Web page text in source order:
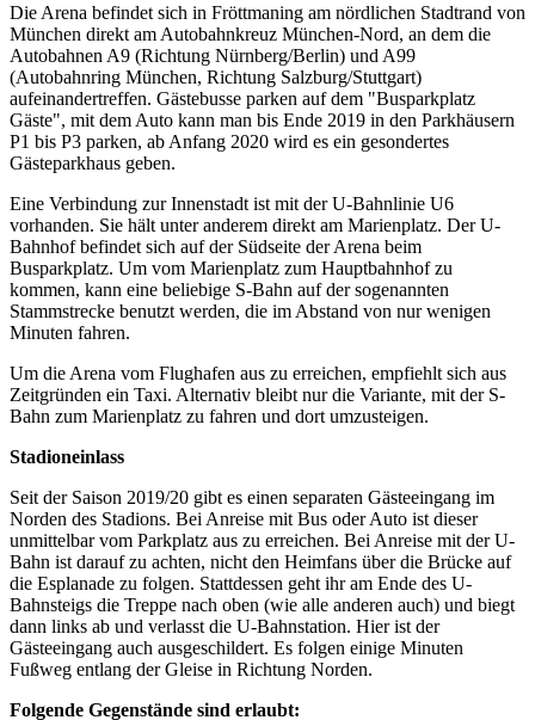
Die Arena befindet sich in Fröttmaning am nördlichen Stadtrand von
München direkt am Autobahnkreuz München-Nord, an dem die
Autobahnen A9 (Richtung Nürnberg/Berlin) und A99
(Autobahnring München, Richtung Salzburg/Stuttgart)
aufeinandertreffen. Gästebusse parken auf dem "Busparkplatz
Gäste", mit dem Auto kann man bis Ende 2019 in den Parkhäusern
P1 bis P3 parken, ab Anfang 2020 wird es ein gesondertes
Gästeparkhaus geben.
Eine Verbindung zur Innenstadt ist mit der U-Bahnlinie U6
vorhanden. Sie hält unter anderem direkt am Marienplatz. Der U-
Bahnhof befindet sich auf der Südseite der Arena beim
Busparkplatz. Um vom Marienplatz zum Hauptbahnhof zu
kommen, kann eine beliebige S-Bahn auf der sogenannten
Stammstrecke benutzt werden, die im Abstand von nur wenigen
Minuten fahren.
Um die Arena vom Flughafen aus zu erreichen, empfiehlt sich aus
Zeitgründen ein Taxi. Alternativ bleibt nur die Variante, mit der S-
Bahn zum Marienplatz zu fahren und dort umzusteigen.
Stadioneinlass
Seit der Saison 2019/20 gibt es einen separaten Gästeeingang im
Norden des Stadions. Bei Anreise mit Bus oder Auto ist dieser
unmittelbar vom Parkplatz aus zu erreichen. Bei Anreise mit der U-
Bahn ist darauf zu achten, nicht den Heimfans über die Brücke auf
die Esplanade zu folgen. Stattdessen geht ihr am Ende des U-
Bahnsteigs die Treppe nach oben (wie alle anderen auch) und biegt
dann links ab und verlasst die U-Bahnstation. Hier ist der
Gästeeingang auch ausgeschildert. Es folgen einige Minuten
Fußweg entlang der Gleise in Richtung Norden.
Folgende Gegenstände sind erlaubt: